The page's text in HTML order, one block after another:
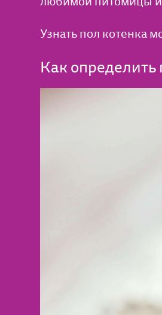
Узнать пол котенка
Как определить